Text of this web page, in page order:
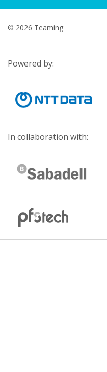
© 2026 Teaming
Powered by:
In collaboration with: